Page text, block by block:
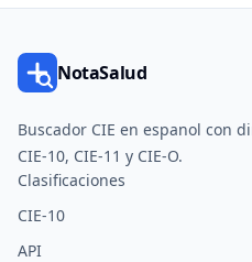
NotaSalud
Buscador CIE en espanol con
CIE-10, CIE-11 y CIE-O.
Clasificaciones
CIE-10
API